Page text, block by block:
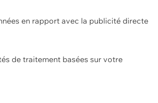
en rapport avec la publicité directe
de traitement basées sur votre